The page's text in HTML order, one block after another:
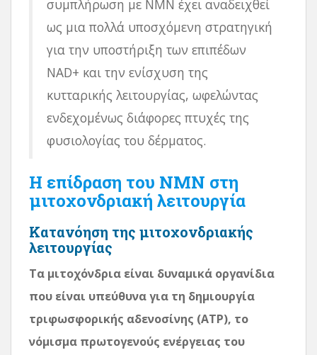
συμπλήρωση με NMN έχει αναδειχθεί
ως μια πολλά υποσχόμενη στρατηγική
για την υποστήριξη των επιπέδων
NAD+ και την ενίσχυση της
κυτταρικής λειτουργίας, ωφελώντας
ενδεχομένως διάφορες πτυχές της
φυσιολογίας του δέρματος.
Η επίδραση του NMN στη
μιτοχονδριακή λειτουργία
Κατανόηση της μιτοχονδριακής
λειτουργίας
Τα μιτοχόνδρια είναι δυναμικά οργανίδια
που είναι υπεύθυνα για τη δημιουργία
τριφωσφορικής αδενοσίνης (ATP), το
νόμισμα πρωτογενούς ενέργειας του